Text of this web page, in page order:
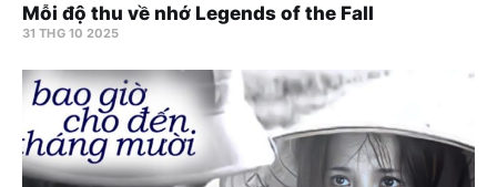
Mỗi độ thu về nhớ Legends of the Fall
31 THG 10 2025